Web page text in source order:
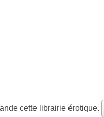
cette librairie érotique.